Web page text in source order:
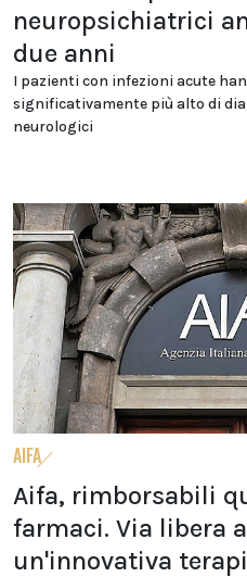
neuropsichiatrici
due anni
I pazienti con infezioni acute
significativamente più alto di
neurologici
AIFA
Aifa, rimborsabili
farmaci. Via libera
un'innovativa